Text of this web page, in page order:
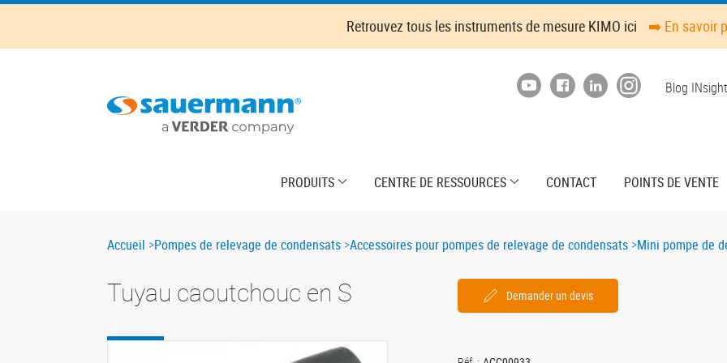
Skip
main
Retrouvez tous les instruments de mesure KIMO ici ➡️ En savoir
Top
Blog
PRODUITS CENTRE DE RESSOURCES CONTACT POINTS DE VENTE
Breadcrumb
Accueil Pompes de relevage de condensats Accessoires pour pompes de relevage de condensats Mini pompe de
Tuyau caoutchouc en S Demander un devis